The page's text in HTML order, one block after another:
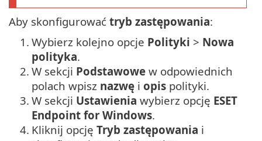
Aby skonfigurować tryb zastępowania:
1. Wybierz kolejno opcje Polityki > Nowa
polityka.
2. W sekcji Podstawowe w odpowiednich
polach wpisz nazwę i opis polityki.
3. W sekcji Ustawienia wybierz opcję ESET
Endpoint for Windows.
4. Kliknij opcję Tryb zastępowania i